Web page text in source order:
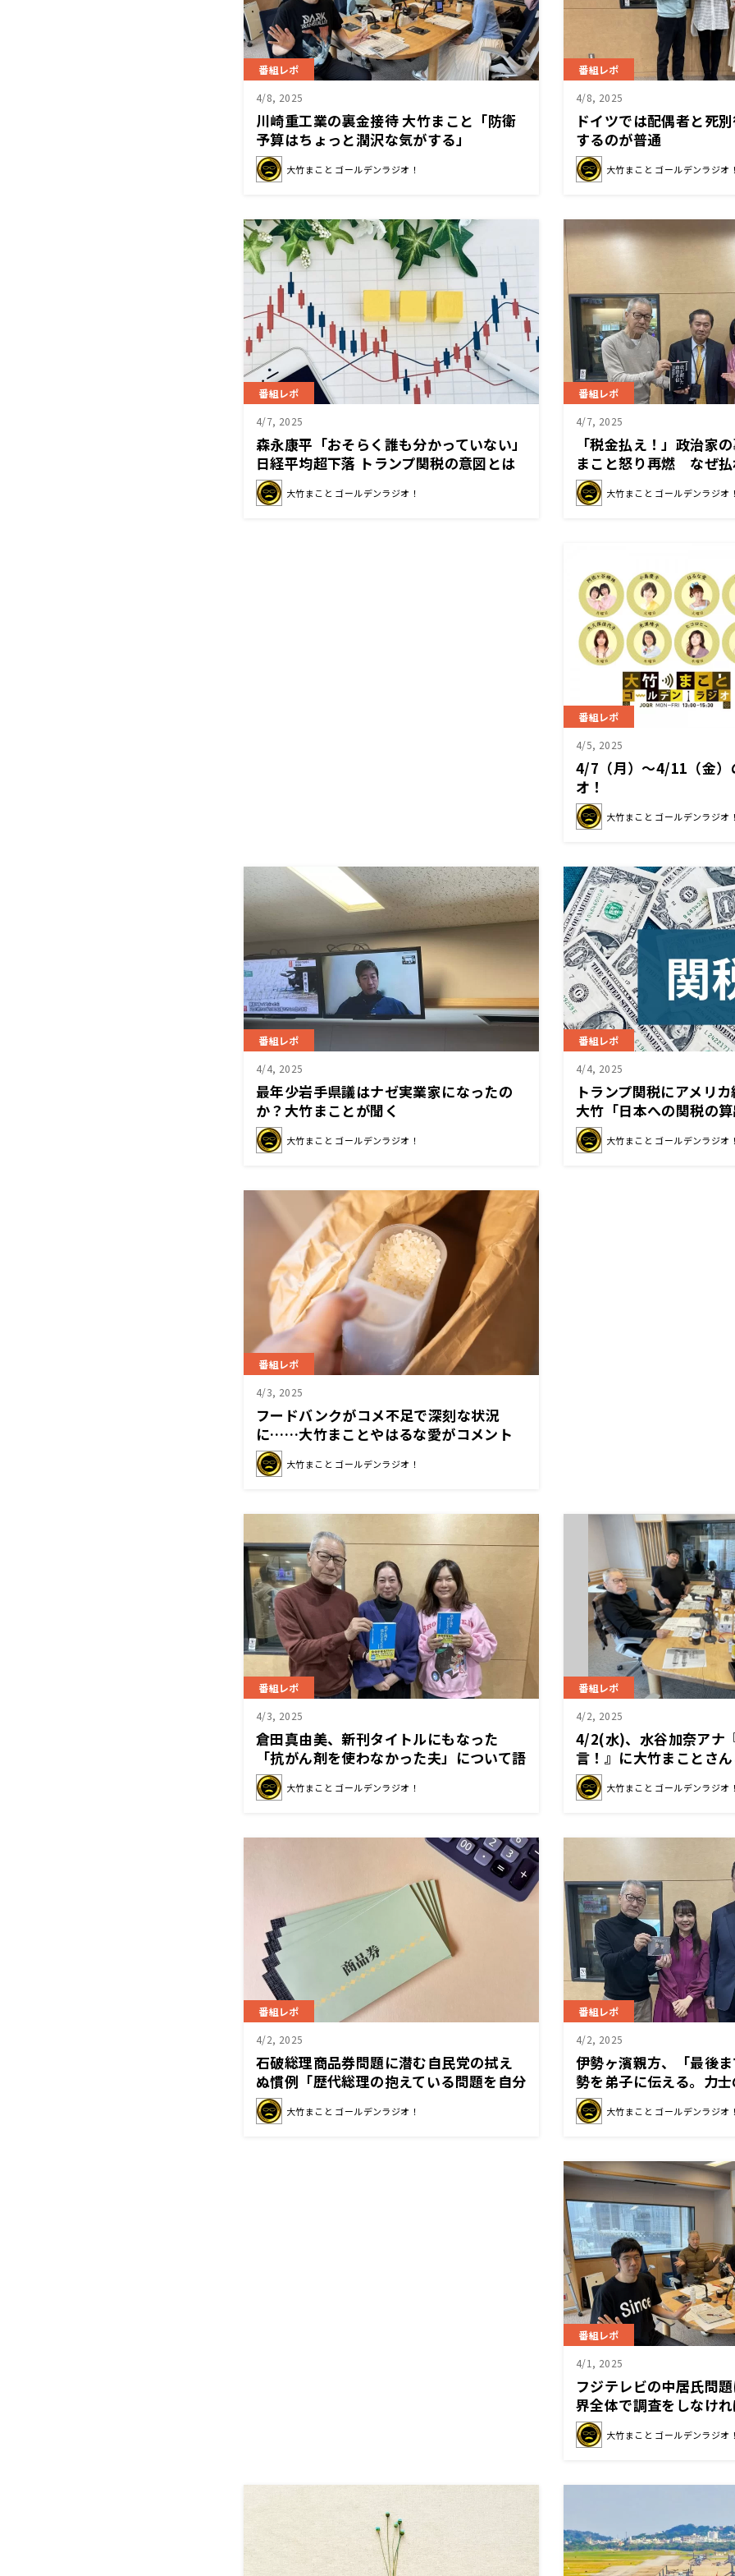
番組レポ
4/8, 2025
川崎重工業の裏金接待 大竹まこと「防衛
予算はちょっと潤沢な気がする」
大竹まこと ゴールデンラジオ！
番組レポ
4/8, 2025
ドイツでは配偶者と死
するのが普通
大竹まこと ゴールデンラジオ！
番組レポ
4/7, 2025
森永康平「おそらく誰も分かっていない」
日経平均超下落 トランプ関税の意図とは
大竹まこと ゴールデンラジオ！
番組レポ
4/7, 2025
「税金払え！」政治家
まこと怒り再燃 なぜ
官に聞く
大竹まこと ゴールデンラジオ！
番組レポ
4/5, 2025
4/7（月）～4/11（金）
オ！
大竹まこと ゴールデンラジオ！
番組レポ
4/4, 2025
最年少岩手県議はナゼ実業家になったの
か？大竹まことが聞く
大竹まこと ゴールデンラジオ！
番組レポ
4/4, 2025
トランプ関税にアメリ
大竹「日本への関税の算
大竹まこと ゴールデンラジオ！
番組レポ
4/3, 2025
フードバンクがコメ不足で深刻な状況
に……大竹まことやはるな愛がコメント
大竹まこと ゴールデンラジオ！
番組レポ
4/3, 2025
倉田真由美、新刊タイトルにもなった
「抗がん剤を使わなかった夫」について語
る
大竹まこと ゴールデンラジオ！
番組レポ
4/2, 2025
4/2(水)、水谷加奈アナ
言！』に大竹まことさ
ナ『反対運動があちこち
大竹まこと ゴールデンラジオ！
番組レポ
4/2, 2025
石破総理商品券問題に潜む自民党の拭え
ぬ慣例「歴代総理の抱えている問題を自分
だけに集約して言い訳をした」
大竹まこと ゴールデンラジオ！
番組レポ
4/2, 2025
伊勢ヶ濱親方、「最後
勢を弟子に伝える。力
い？
大竹まこと ゴールデンラジオ！
番組レポ
4/1, 2025
フジテレビの中居氏問
界全体で調査をしなけれ
大竹まこと ゴールデンラジオ！